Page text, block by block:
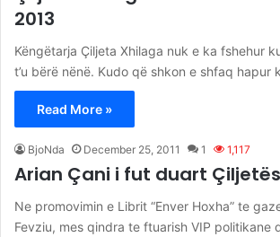
2013
Këngëtarja Çiljeta Xhilaga nuk e ka fshehur
t’u bërë nënë. Kudo që shkon e shfaq hapur
Read More »
BjoNda December 25, 2011 1 1,117
Arian Çani i fut duart Çiljetës
Ne promovimin e Librit “Enver Hoxha” te
Fevziu, mes qindra te ftuarish VIP politikane